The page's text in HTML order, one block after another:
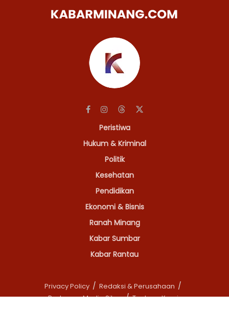
Peristiwa
Hukum & Kriminal
Politik
Kesehatan
Pendidikan
Ekonomi & Bisnis
Ranah Minang
Kabar Sumbar
Kabar Rantau
Privacy Policy
Redaksi & Perusahaan
Pedoman Media Siber
Tentang Kami